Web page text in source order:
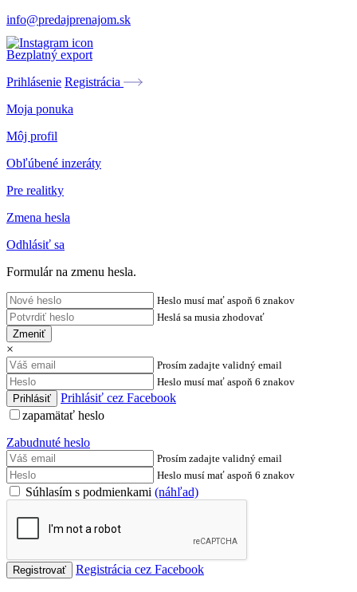
info@predajprenajom.sk
Bezplatný export
Prihlásenie Registrácia
Moja ponuka
Môj profil
Obľúbené inzeráty
Pre realitky
Zmena hesla
Odhlásiť sa
Formulár na zmenu hesla.
Heslo musí mať aspoň 6 znakov
Heslá sa musia zhodovať
Zmeniť
×
Prosím zadajte validný email
Heslo musí mať aspoň 6 znakov
Prihlásiť cez Facebook
zapamätať heslo
Zabudnuté heslo
Prosím zadajte validný email
Heslo musí mať aspoň 6 znakov
Súhlasím s podmienkami (náhľad)
Registrácia cez Facebook